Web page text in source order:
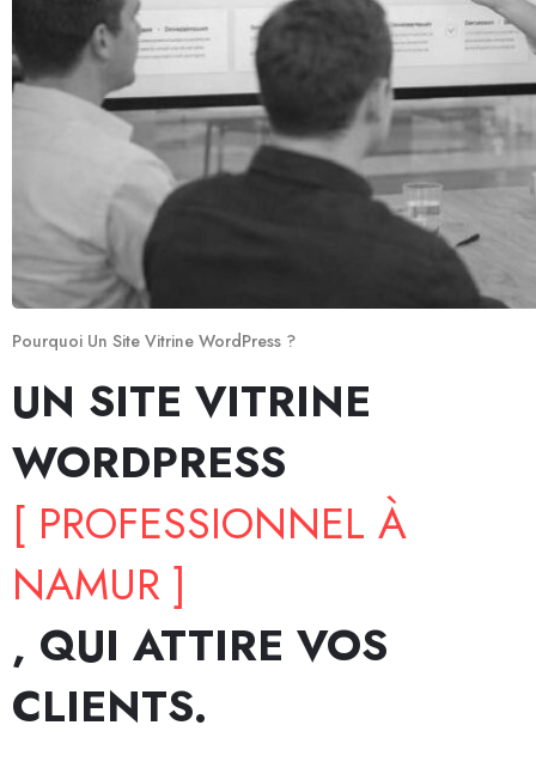
Pourquoi Un Site Vitrine WordPress ?
UN SITE VITRINE
WORDPRESS
[ PROFESSIONNEL À
NAMUR ]
, QUI ATTIRE VOS
CLIENTS.